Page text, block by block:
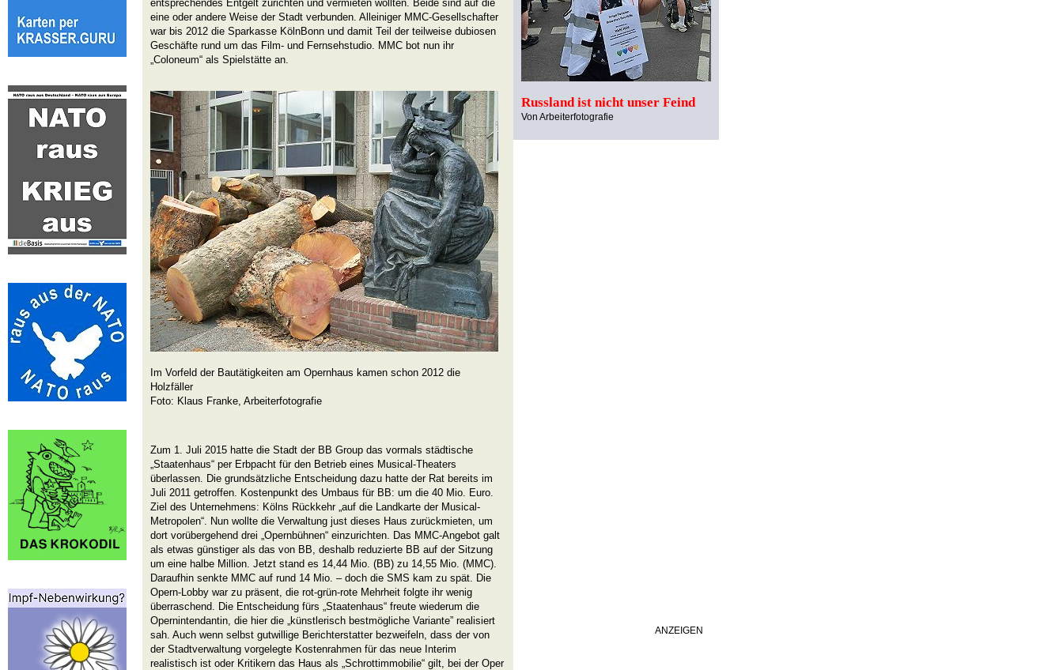
entsprechendes Entgelt zurichten und vermieten wollten. Beide sind auf die
eine oder andere Weise der Stadt verbunden. Alleiniger MMC-Gesellschafter
war bis 2012 die Sparkasse KölnBonn und damit Teil der teilweise dubiosen
Geschäfte rund um das Film- und Fernsehstudio. MMC bot nun ihr
„Coloneum“ als Spielstätte an.
Im Vorfeld der Bautätigkeiten am Opernhaus kamen schon 2012 die
Holzfäller
Foto: Klaus Franke, Arbeiterfotografie
Zum 1. Juli 2015 hatte die Stadt der BB Group das vormals städtische
„Staatenhaus“ per Erbpacht für den Betrieb eines Musical-Theaters
überlassen. Die grundsätzliche Entscheidung dazu hatte der Rat bereits im
Juli 2011 getroffen. Kostenpunkt des Umbaus für BB: um die 40 Mio. Euro.
Ziel des Unternehmens: Kölns Rückkehr „auf die Landkarte der Musical-
Metropolen“. Nun wollte die Verwaltung just dieses Haus zurückmieten, um
dort vorübergehend drei „Opernbühnen“ einzurichten. Das MMC-Angebot galt
als etwas günstiger als das von BB, deshalb reduzierte BB auf der Sitzung
um eine halbe Million. Jetzt stand es 14,44 Mio. (BB) zu 14,55 Mio. (MMC).
Daraufhin senkte MMC auf rund 14 Mio. – doch die SMS kam zu spät. Die
Opern-Lobby war zu präsent, die rot-grün-rote Mehrheit folgte ihr wenig
überraschend. Die Entscheidung fürs „Staatenhaus“ freute wiederum die
Opernintendantin, die hier die „künstlerisch bestmögliche Variante” realisiert
sah. Auch wenn selbst gutwillige Berichterstatter bezweifeln, dass der von
der Stadtverwaltung vorgelegte Kostenrahmen für das neue Interim
realistisch ist oder Kritikern das Haus als „Schrottimmobilie“ gilt, bei der Oper
Russland ist nicht unser Feind
Von Arbeiterfotografie
ANZEIGEN